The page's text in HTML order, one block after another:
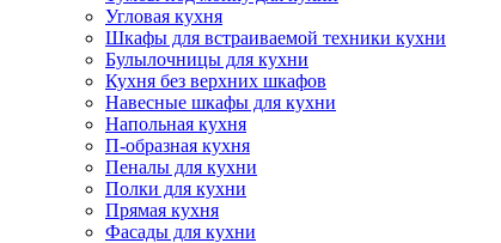
Угловая кухня
Шкафы для встраиваемой техники кухни
Булылочницы для кухни
Кухня без верхних шкафов
Навесные шкафы для кухни
Напольная кухня
П-образная кухня
Пеналы для кухни
Полки для кухни
Прямая кухня
Фасады для кухни